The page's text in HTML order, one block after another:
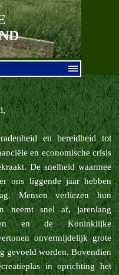
en bereidheid tot
en economische crisis
De snelheid waarmee
ons liggende jaar hebben
Mensen verliezen hun
neemt snel af, jarenlang
en de Koninklijke
onvermijdelijk grote
gevoeld worden.Bovendien
in oprichting het